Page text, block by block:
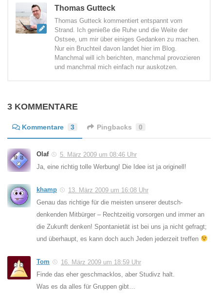
Thomas Gutteck
Thomas Gutteck kommentiert entspannt vom
Strand. Ich genieße die Ruhe und die Weite der
Ostsee, um mir über einiges Gedanken zu machen.
Nur ein Bruchteil davon landet hier im Blog.
Manchmal will ich berichten, manchmal provozieren
und manchmal mich einfach nur auskotzen.
3 KOMMENTARE
Kommentare 3 Pingbacks 0
Olaf
5. März 2009 um 08:46 Uhr
Ja, eine richtig tolle Werbung! Die Idee ist ja originell!
khamp
13. März 2009 um 16:08 Uhr
Genau das richtige für die meisten unserer deutsch-
denkenden Mitbürger – Rechtzeitig vorsorgen und immer an
die Zukunft denken! Spontanietät ist bei uns ja nicht gefragt;
und überhaupt, es kann doch auch Jeden jederzeit treffen
Tom
16. März 2009 um 18:59 Uhr
Finde das eher geschmacklos, aber Studivz halt.
Was es da alles für Gruppen gibt…